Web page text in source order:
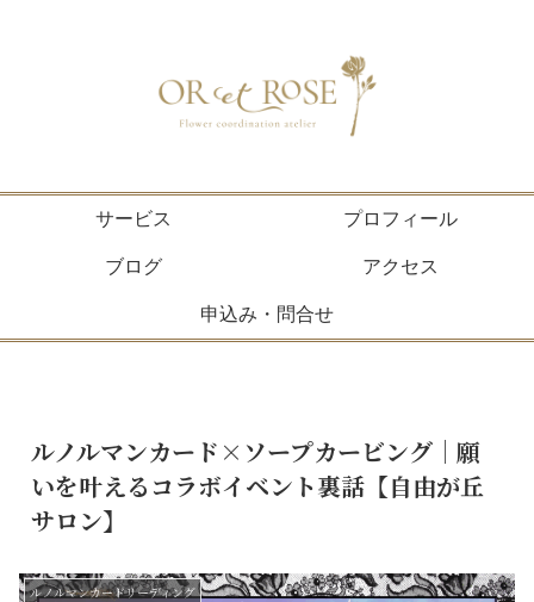
サービス プロフィール
ブログ アクセス
申込み・問合せ
ルノルマンカード×ソープカービング｜願
いを叶えるコラボイベント裏話【自由が丘
サロン】
ルノルマンカードリーディング